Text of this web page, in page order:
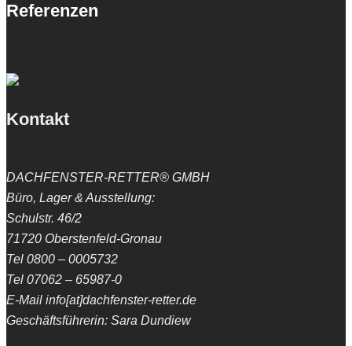
Referenzen
Kontakt
DACHFENSTER-RETTER® GMBH
Büro, Lager & Ausstellung:
Schulstr. 46/2
71720 Oberstenfeld-Gronau
Tel 0800 – 0005732
Tel 07062 – 65987-0
E-Mail info[at]dachfenster-retter.de
Geschäftsführerin: Sara Dundiew